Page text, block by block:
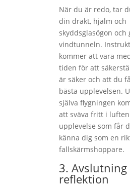
När du är redo, tar
din dräkt, hjälm och
skyddsglasögon och
vindtunneln.
kommer att vara
tiden för att
är säker och att du
bästa upplevelsen.
själva flygningen
att sväva fritt i luften
upplevelse som får
känna dig som en
fallskärmshoppare.
3. Avslutning
reflektion